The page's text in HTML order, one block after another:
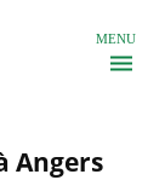
MENU
Angers